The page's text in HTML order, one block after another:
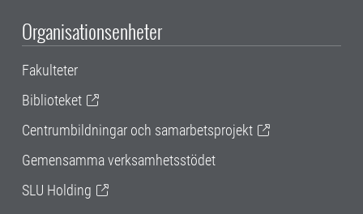
Organisationsenheter
Fakulteter
Biblioteket
Centrumbildningar och samarbetsprojekt
Gemensamma verksamhetsstödet
SLU Holding